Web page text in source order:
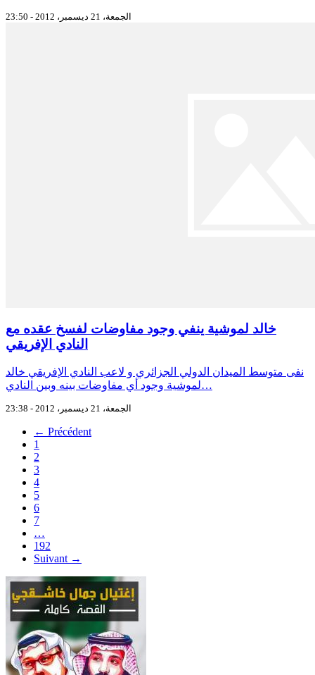
الجمعة، 21 ديسمبر، 2012 - 23:50
خالد لموشية ينفي وجود مفاوضات لفسخ عقده مع
النادي الإفريقي
نفى متوسط الميدان الدولي الجزائري و لاعب النادي الإفريقي خالد
لموشية وجود أي مفاوضات بينه وبين النادي…
الجمعة، 21 ديسمبر، 2012 - 23:38
← Précédent
1
2
3
4
5
6
7
…
192
Suivant →